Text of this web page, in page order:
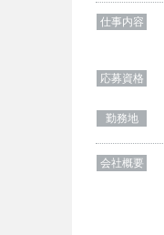
仕事内容
応募資格
勤務地
会社概要